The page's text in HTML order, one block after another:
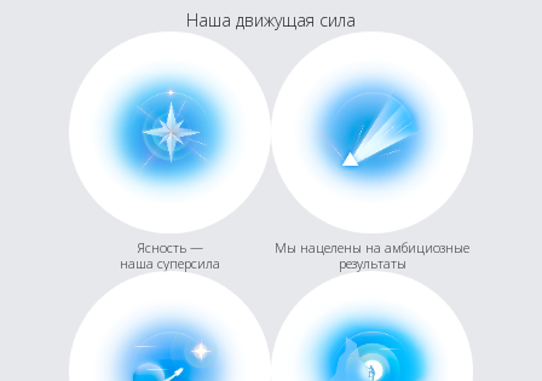
Наша движущая сила
Ясность —
наша суперсила
Мы нацелены на амбициозные
результаты